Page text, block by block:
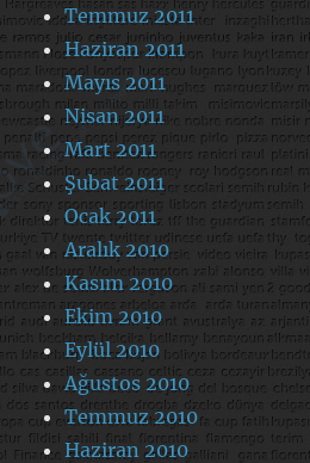
Temmuz 2011
Haziran 2011
Mayıs 2011
Nisan 2011
Mart 2011
Şubat 2011
Ocak 2011
Aralık 2010
Kasım 2010
Ekim 2010
Eylül 2010
Ağustos 2010
Temmuz 2010
Haziran 2010